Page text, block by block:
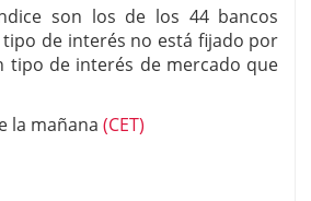
son los de los 44 bancos
de interés no está fijado por
de interés de mercado que
la mañana (CET)